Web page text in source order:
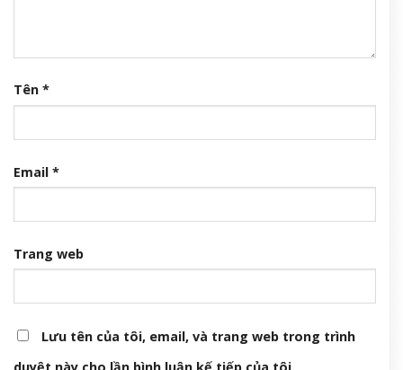
Tên *
Email *
Trang web
Lưu tên của tôi, email, và trang web trong trình